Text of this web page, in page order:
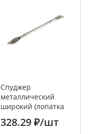
Спуджер
металлический
широкий (лопатка
двухсторонняя)
170мм REXANT
328.29 ₽/шт